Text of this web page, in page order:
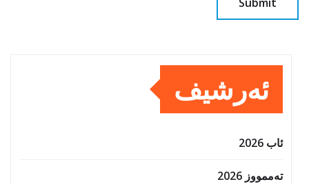
ئەرشیف
ئاب 2026
تەممووز 2026